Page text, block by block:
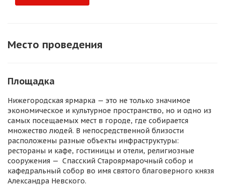
Место проведения
Площадка
Нижегородская ярмарка — это не только значимое
экономическое и культурное пространство, но и одно из
самых посещаемых мест в городе, где собирается
множество людей. В непосредственной близости
расположены разные объекты инфраструктуры:
рестораны и кафе, гостиницы и отели, религиозные
сооружения — Спасский Староярмарочный собор и
кафедральный собор во имя святого благоверного князя
Александра Невского.